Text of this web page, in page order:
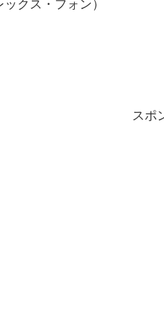
クス・フォン）
スポ